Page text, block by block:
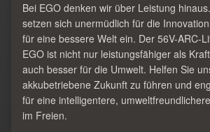
Bei EGO denken wir über Leistung
setzen sich unermüdlich für die
für eine bessere Welt ein. Der 56V-ARC-
EGO ist nicht nur leistungsfähiger als
auch besser für die Umwelt. Helfen Sie
akkubetriebene Zukunft zu führen und
für eine intelligentere,
im Freien.